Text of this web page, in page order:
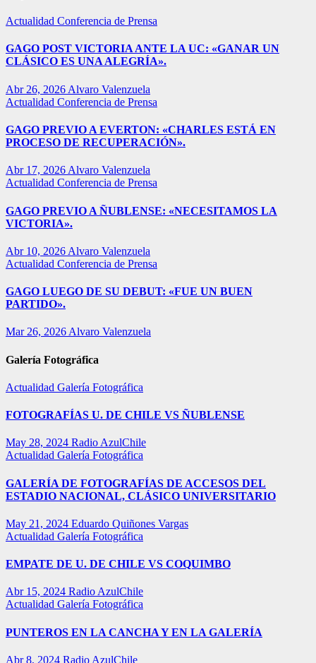
Actualidad Conferencia de Prensa
GAGO POST VICTORIA ANTE LA UC: «GANAR UN
CLÁSICO ES UNA ALEGRÍA».
Abr 26, 2026 Alvaro Valenzuela
Actualidad Conferencia de Prensa
GAGO PREVIO A EVERTON: «CHARLES ESTÁ EN
PROCESO DE RECUPERACIÓN».
Abr 17, 2026 Alvaro Valenzuela
Actualidad Conferencia de Prensa
GAGO PREVIO A ÑUBLENSE: «NECESITAMOS LA
VICTORIA».
Abr 10, 2026 Alvaro Valenzuela
Actualidad Conferencia de Prensa
GAGO LUEGO DE SU DEBUT: «FUE UN BUEN
PARTIDO».
Mar 26, 2026 Alvaro Valenzuela
Galería Fotográfica
Actualidad Galería Fotográfica
FOTOGRAFÍAS U. DE CHILE VS ÑUBLENSE
May 28, 2024 Radio AzulChile
Actualidad Galería Fotográfica
GALERÍA DE FOTOGRAFÍAS DE ACCESOS DEL
ESTADIO NACIONAL, CLÁSICO UNIVERSITARIO
May 21, 2024 Eduardo Quiñones Vargas
Actualidad Galería Fotográfica
EMPATE DE U. DE CHILE VS COQUIMBO
Abr 15, 2024 Radio AzulChile
Actualidad Galería Fotográfica
PUNTEROS EN LA CANCHA Y EN LA GALERÍA
Abr 8, 2024 Radio AzulChile